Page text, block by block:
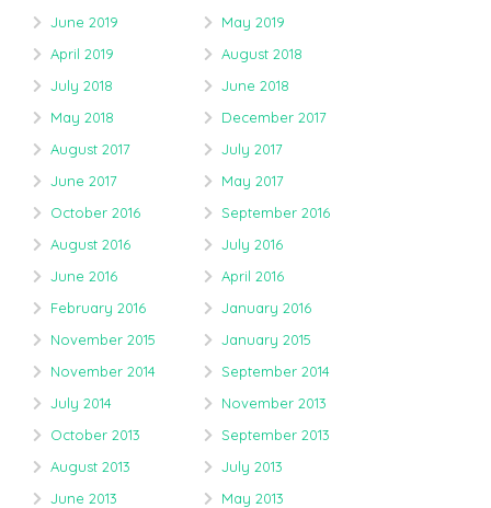
June 2019
May 2019
April 2019
August 2018
July 2018
June 2018
May 2018
December 2017
August 2017
July 2017
June 2017
May 2017
October 2016
September 2016
August 2016
July 2016
June 2016
April 2016
February 2016
January 2016
November 2015
January 2015
November 2014
September 2014
July 2014
November 2013
October 2013
September 2013
August 2013
July 2013
June 2013
May 2013